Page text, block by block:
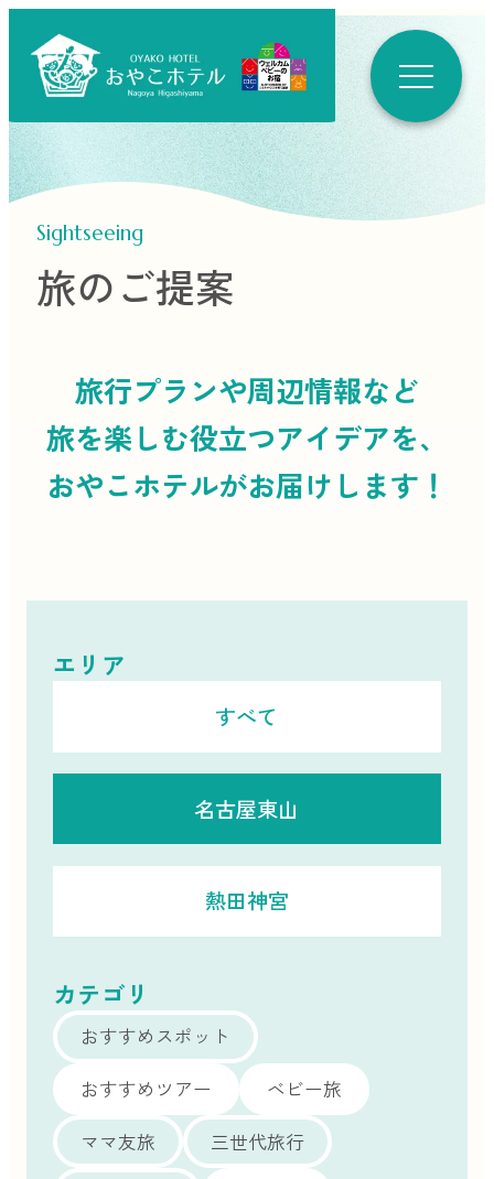
Sightseeing
旅のご提案
旅行プランや周辺情報など
旅を楽しむ役立つアイデアを、
おやこホテルがお届けします！
エリア
すべて
名古屋東山
熱田神宮
カテゴリ
おすすめスポット
おすすめツアー
ベビー旅
ママ友旅
三世代旅行